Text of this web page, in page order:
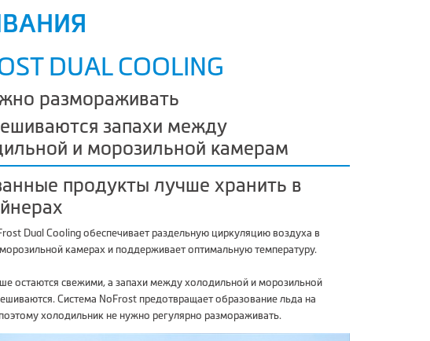
DUAL COOLING
размораживать
запахи между
и морозильной камерам
продукты лучше хранить в
Dual Cooling обеспечивает раздельную циркуляцию воздуха в
камерах и поддерживает оптимальную температуру.
остаются свежими, а запахи между холодильной и морозильной
Система NoFrost предотвращает образование льда на
холодильник не нужно регулярно размораживать.